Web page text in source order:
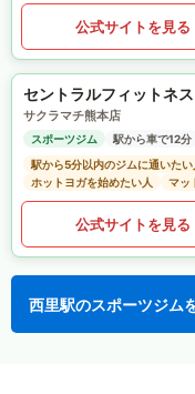
公式サイトを見る
セントラルフィットネ
サクラマチ熊本店
スポーツジム
駅から車で12分
駅から5分以内のジムに通いたい
ホットヨガを始めたい人
マッ
公式サイトを見る
西里駅のスポーツジム